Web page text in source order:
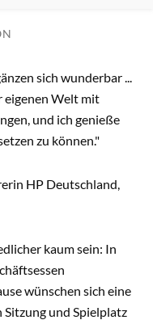
sich wunderbar ...
eigenen Welt mit
und ich genieße
zu können."
HP Deutschland,
kaum sein: In
wünschen sich eine
und Spielplatz